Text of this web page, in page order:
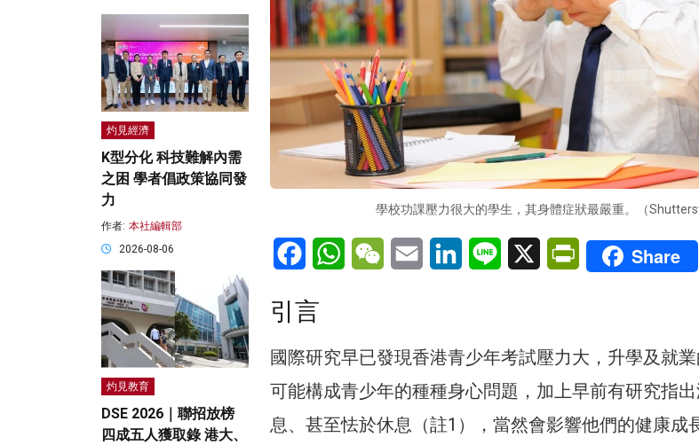
學校功課壓力很大的學生，其身體症狀最嚴重。（
FacebookWhatsAppWeChatEmail LinkedInLine X PrintFriendly
Share
引言
國際研究早已發現香港青少年考試壓力大，升學及就
可能構成青少年的種種身心問題，加上早前有研究指
息、甚至怯於休息（註1），當然會影響他們的健康成
灼見經濟
K型分化 科技難解內需
之困 學者倡政策協同發
力
作者: 本社編輯部
2026-08-06
灼見教育
DSE 2026｜聯招放榜
四成五人獲取錄 港大、